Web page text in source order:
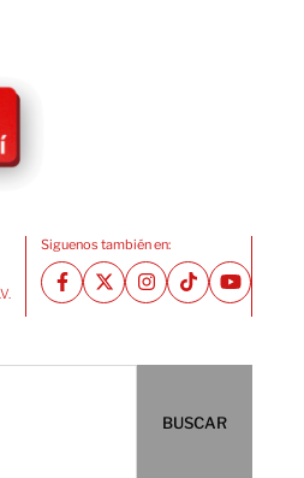
Siguenos también en:
BUSCAR